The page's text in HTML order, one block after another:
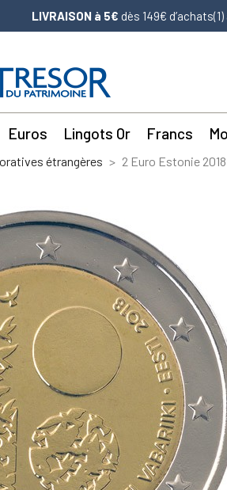
LIVRAISON à 5€ dès 149€
Euros Lingots Or Francs
étrangères 2 Euro Estonie